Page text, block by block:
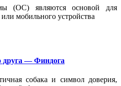
(ОС) являются основой для
мобильного устройства
друга — Финдога
собака и символ доверия,